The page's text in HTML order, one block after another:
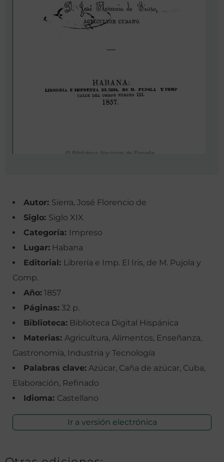
Autor: Sierra, José Florencio de
Siglo: Siglo XIX
Categoría: Impreso
Lugar: Habana
Editorial: Librería e Imp. El Iris, de M. Pujola y
Comp.
Año: 1857
Páginas: 32 p.
Biblioteca: Biblioteca Digital Hispánica
Materias: Agricultura, Alimentos, Enseñanza,
Gastronomía, Industria y Tecnología
Palabras clave: Azúcar, Caña de azúcar, Cuba,
Elaboración, Refinado
Idioma: Castellano
Ir a versión electrónica